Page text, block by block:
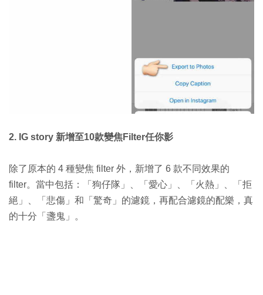
2. IG story 新增至10款變焦Filter任你影
除了原本的 4 種變焦 filter 外，新增了 6 款不同效果的
filter。當中包括：「狗仔隊」、「愛心」、「火熱」、「拒
絕」、「悲傷」和「驚奇」的濾鏡，再配合濾鏡的配樂，真
的十分「盞鬼」。